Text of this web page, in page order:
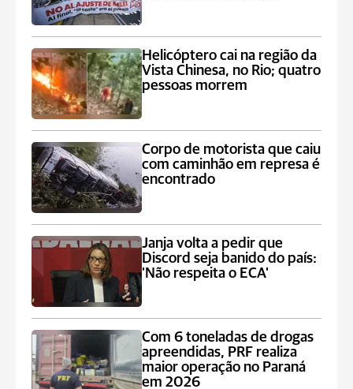
Helicóptero cai na região da
Vista Chinesa, no Rio; quatro
pessoas morrem
Corpo de motorista que caiu
com caminhão em represa é
encontrado
Janja volta a pedir que
Discord seja banido do país:
'Não respeita o ECA'
Com 6 toneladas de drogas
apreendidas, PRF realiza
maior operação no Paraná
em 2026